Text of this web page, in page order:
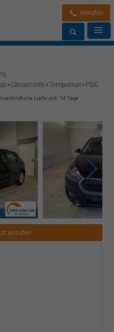
Anrufen
Lieferzeit: 14 Tage
anrufen